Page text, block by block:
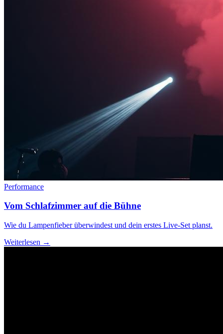
Performance
Vom Schlafzimmer auf die Bühne
Wie du Lampenfieber überwindest und dein erstes Live-Set planst.
Weiterlesen →